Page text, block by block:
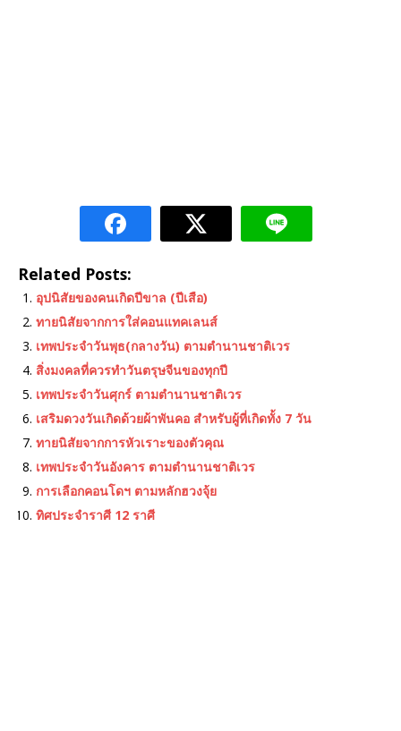
Related Posts:
อุปนิสัยของคนเกิดปีขาล (ปีเสือ)
ทายนิสัยจากการใส่คอนแทคเลนส์
เทพประจําวันพุธ(กลางวัน) ตามตำนานชาติเวร
สิ่งมงคลที่ควรทำวันตรุษจีนของทุกปี
เทพประจําวันศุกร์ ตามตำนานชาติเวร
เสริมดวงวันเกิดด้วยผ้าพันคอ สำหรับผู้ที่เกิดทั้ง 7 วัน
ทายนิสัยจากการหัวเราะของตัวคุณ
เทพประจําวันอังคาร ตามตำนานชาติเวร
การเลือกคอนโดฯ ตามหลักฮวงจุ้ย
ทิศประจำราศี 12 ราศี